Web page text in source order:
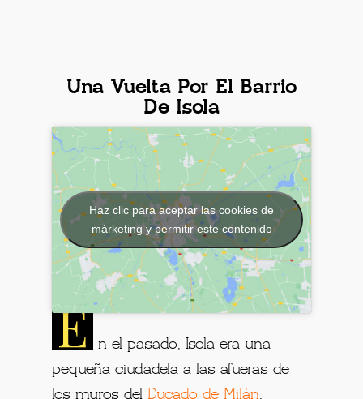
Una Vuelta Por El Barrio
De Isola
Haz clic para aceptar las cookies de
márketing y permitir este contenido
E
n el pasado, Isola era una
pequeña ciudadela a las afueras de
los muros del Ducado de Milán,